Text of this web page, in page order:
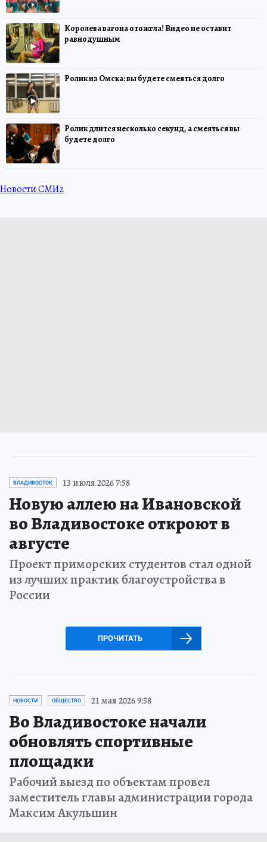
Королева вагона отожгла! Видео не оставит
равнодушным
Ролик из Омска: вы будете смеяться долго
Ролик длится несколько секунд, а смеяться вы
будете долго
Новости СМИ2
ВЛАДИВОСТОК 13 июля 2026 7:58
Новую аллею на Ивановской
во Владивостоке откроют в
августе
Проект приморских студентов стал одной
из лучших практик благоустройства в
России
ПРОЧИТАТЬ
НОВОСТИ ОБЩЕСТВО 21 мая 2026 9:58
Во Владивостоке начали
обновлять спортивные
площадки
Рабочий выезд по объектам провел
заместитель главы администрации города
Максим Акульшин